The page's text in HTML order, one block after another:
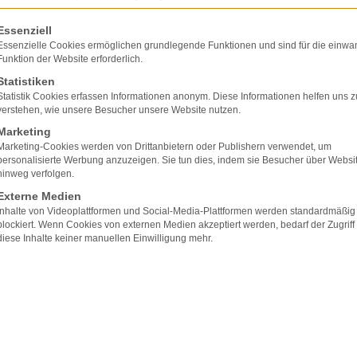
eine Liste der Service-Gruppen, für die eine
Cookies ermöglichen grundlegende Funktionen und sind für die
der Website erforderlich.
Cookies erfassen Informationen anonym. Diese Informationen helfen uns
wie unsere Besucher unsere Website nutzen.
Cookies werden von Drittanbietern oder Publishern verwendet, um
Werbung anzuzeigen. Sie tun dies, indem sie Besucher über
verfolgen.
Medien
von Videoplattformen und Social-Media-Plattformen werden standardmäßig
Wenn Cookies von externen Medien akzeptiert werden, bedarf der Zugriff
Inhalte keiner manuellen Einwilligung mehr.